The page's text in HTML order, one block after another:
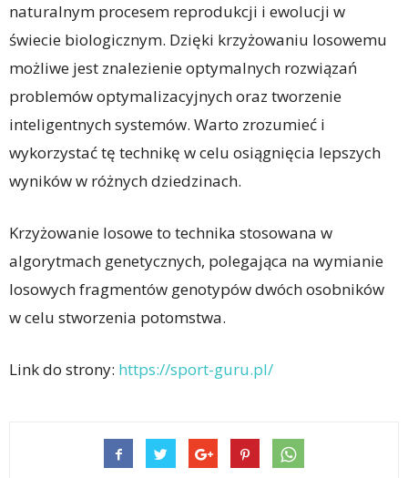
naturalnym procesem reprodukcji i ewolucji w
świecie biologicznym. Dzięki krzyżowaniu losowemu
możliwe jest znalezienie optymalnych rozwiązań
problemów optymalizacyjnych oraz tworzenie
inteligentnych systemów. Warto zrozumieć i
wykorzystać tę technikę w celu osiągnięcia lepszych
wyników w różnych dziedzinach.
Krzyżowanie losowe to technika stosowana w
algorytmach genetycznych, polegająca na wymianie
losowych fragmentów genotypów dwóch osobników
w celu stworzenia potomstwa.
Link do strony: https://sport-guru.pl/